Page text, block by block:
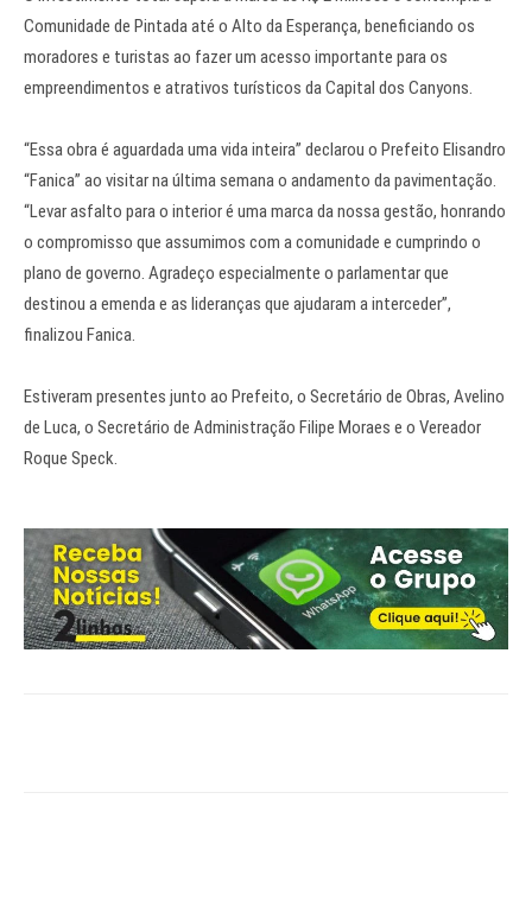
Comunidade de Pintada até o Alto da Esperança, beneficiando os
moradores e turistas ao fazer um acesso importante para os
empreendimentos e atrativos turísticos da Capital dos Canyons.
“Essa obra é aguardada uma vida inteira” declarou o Prefeito Elisandro
“Fanica” ao visitar na última semana o andamento da pavimentação.
“Levar asfalto para o interior é uma marca da nossa gestão, honrando
o compromisso que assumimos com a comunidade e cumprindo o
plano de governo. Agradeço especialmente o parlamentar que
destinou a emenda e as lideranças que ajudaram a interceder”,
finalizou Fanica.
Estiveram presentes junto ao Prefeito, o Secretário de Obras, Avelino
de Luca, o Secretário de Administração Filipe Moraes e o Vereador
Roque Speck.